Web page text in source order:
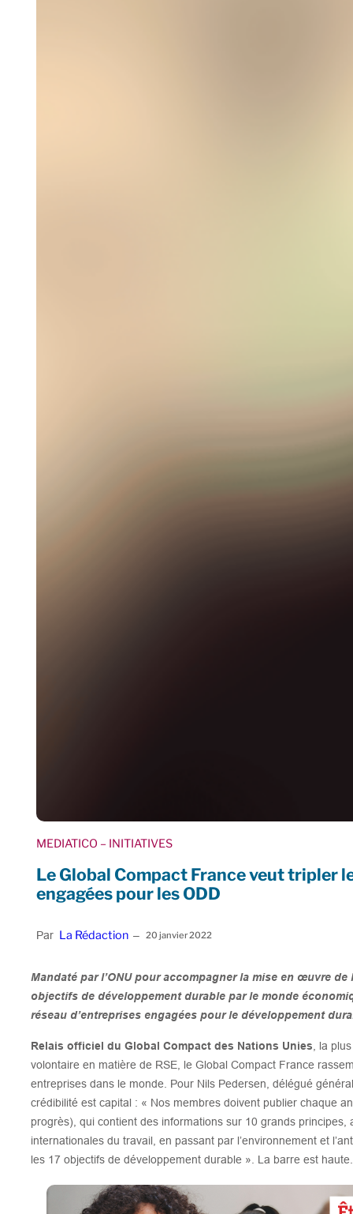
MEDIATICO – INITIATIVES
Le Global Compact France veut tripler
engagées pour les ODD
Par La Rédaction – 20 janvier 2022
Mandaté par l’ONU pour accompagner la mise en œuvre de
objectifs de développement durable par le monde
réseau d’entreprises engagées pour le développement
Relais officiel du Global Compact des Nations Unies , la
volontaire en matière de RSE, le Global Compact France
entreprises dans le monde. Pour Nils Pedersen, délégué
crédibilité est capital : « Nos membres doivent publier chaque
progrès), qui contient des informations sur 10 grands principes,
internationales du travail, en passant par l’environnement et
les 17 objectifs de développement durable ». La barre est haute.